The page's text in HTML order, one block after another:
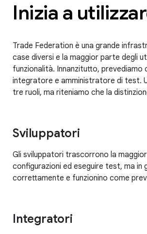
Inizia a
Trade Federation è una grande
case diversi e la maggior parte degli
funzionalità. Innanzitutto, prevediamo
integratore e amministratore di test.
tre ruoli, ma riteniamo che la
Sviluppatori
Gli sviluppatori trascorrono la
configurazioni ed eseguire test, ma
correttamente e funzionino come
Integratori